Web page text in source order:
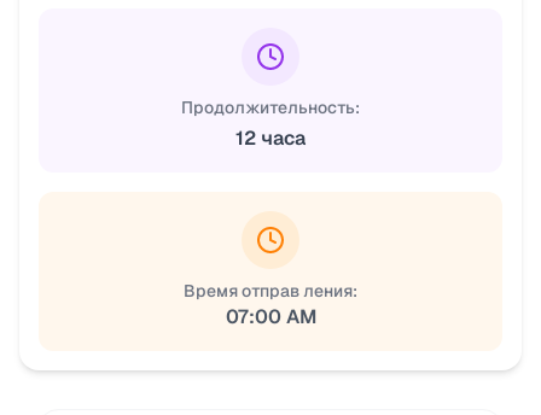
Продолжительность:
12 часа
Время отправ ления:
07:00 AM